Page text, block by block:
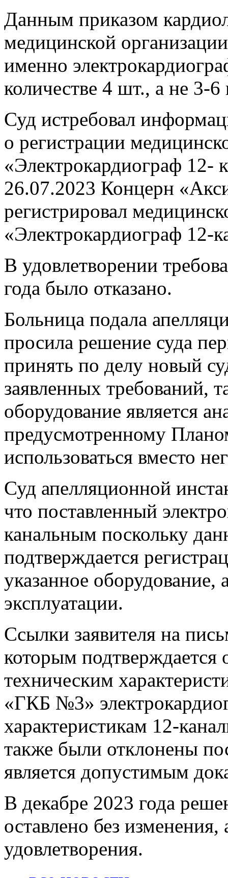
Данным приказом
медицинской
именно
количестве 4 шт., а не 3-
Суд истребовал
о регистрации
«Электрокардиограф 12-
26.07.2023 Концерн
регистрировал
«Электрокардиограф 12-
В удовлетворении
года было отказано.
Больница подала
просила решение суда
принять по делу новый
заявленных требований,
оборудование является
предусмотренному
использоваться вместо
Суд апелляционной
что поставленный
канальным поскольку
подтверждается
указанное оборудование,
эксплуатации.
Ссылки заявителя на
которым подтверждается
техническим
«ГКБ №3»
характеристикам 12-
также были отклонены
является допустимым
В декабре 2023 года
оставлено без
удовлетворения.